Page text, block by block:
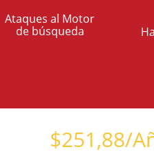
Ataques al Motor
de búsqueda
$251,88/